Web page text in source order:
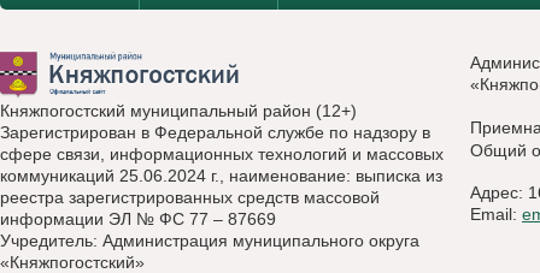
Княжпогостский муниципальный район (12+)
Зарегистрирован в Федеральной службе по надзору в
сфере связи, информационных технологий и массовых
коммуникаций 25.06.2024 г., наименование: выписка из
реестра зарегистрированных средств массовой
информации ЭЛ № ФС 77 – 87669
Учредитель: Администрация муниципального округа
«Княжпогостский»
Общий
Адрес:
Email: